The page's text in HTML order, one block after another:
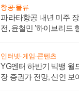
항공·물류
파라타항공 내년 미주
전, 윤철민 '하이브리드
인터넷·게임·콘텐츠
YG엔터 하반기 빅뱅 월
장 증권가 전망, 신인 보